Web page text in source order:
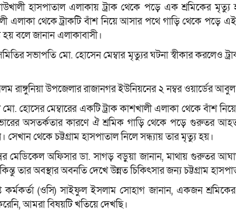
কাউখালী হাসপাতাল এলাকায় ট্রাক থেকে পড়ে এক শ্রমিকের
এলাকা থেকে ট্রাকটি বাঁশ নিয়ে আসার পথে গাড়ি থেকে
হয় বলে জানান এলাকাবাসী।
সভাপতি মো. হোসেন মেম্বার মৃত্যুর ঘটনা স্বীকার করলেও
রাঙ্গুনিয়া উপজেলার রাজানগর ইউনিয়নের ২ নম্বর ওয়ার্ডের
মো. হোসের মেম্বারের একটি ট্রাক কাশখালী এলাকা থেকে বাঁশ
অসতর্কতার কারণে ঐ শ্রমিক গাড়ি থেকে পড়ে গুরুতর আহত
সেখান থেকে চট্টগ্রাম হাসপাতাল নিলে সন্ধ্যায় তার মৃত্যু হয়।
মেডিকেল অফিসার ডা. সাগড় বড়ুয়া জানান, মাথায় গুরুতর
তার অবস্থার অবনতি দেখে উন্নত চিকিৎসার জন্য চট্টগ্রাম
কর্মকর্তা (ওসি) সাইফুল ইসলাম সোহাগ জানান, একজন
আমরা বিষয়টি খতিয়ে দেখছি।